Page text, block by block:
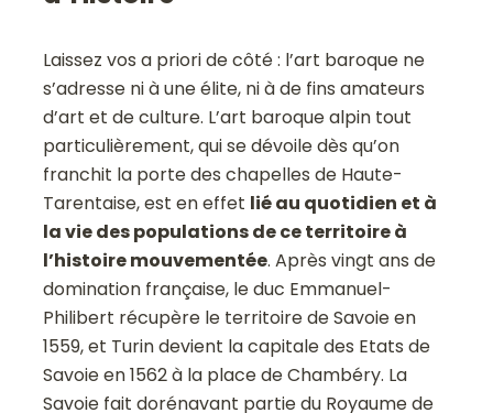
Laissez vos a priori de côté : l’art baroque ne
s’adresse ni à une élite, ni à de fins amateurs
d’art et de culture. L’art baroque alpin tout
particulièrement, qui se dévoile dès qu’on
franchit la porte des chapelles de Haute-
Tarentaise, est en effet lié au quotidien et à
la vie des populations de ce territoire à
l’histoire mouvementée. Après vingt ans de
domination française, le duc Emmanuel-
Philibert récupère le territoire de Savoie en
1559, et Turin devient la capitale des Etats de
Savoie en 1562 à la place de Chambéry. La
Savoie fait dorénavant partie du Royaume de